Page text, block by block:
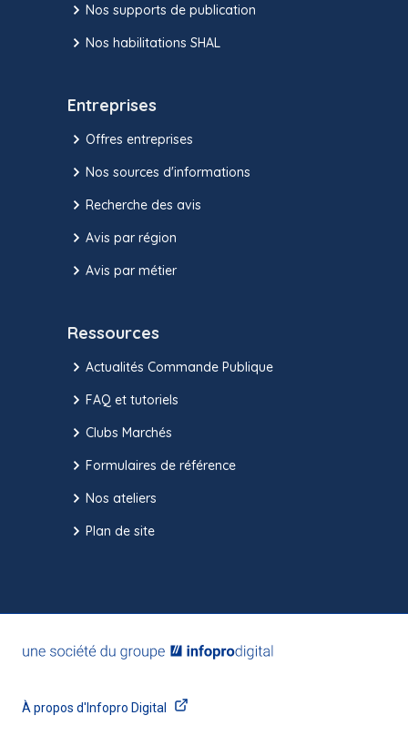
Nos supports de publication
Nos habilitations SHAL
Entreprises
Offres entreprises
Nos sources d'informations
Recherche des avis
Avis par région
Avis par métier
Ressources
Actualités Commande Publique
FAQ et tutoriels
Clubs Marchés
Formulaires de référence
Nos ateliers
Plan de site